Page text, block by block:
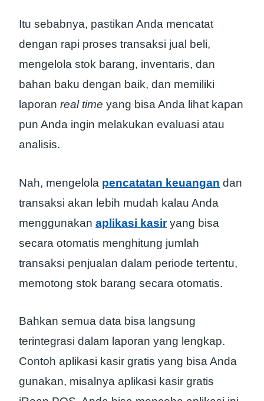
Itu sebabnya, pastikan Anda mencatat
dengan rapi proses transaksi jual beli,
mengelola stok barang, inventaris, dan
bahan baku dengan baik, dan memiliki
laporan real time yang bisa Anda lihat kapan
pun Anda ingin melakukan evaluasi atau
analisis.
Nah, mengelola pencatatan keuangan dan
transaksi akan lebih mudah kalau Anda
menggunakan aplikasi kasiryang bisa
secara otomatis menghitung jumlah
transaksi penjualan dalam periode tertentu,
memotong stok barang secara otomatis.
Bahkan semua data bisa langsung
terintegrasi dalam laporan yang lengkap.
Contoh aplikasi kasir gratis yang bisa Anda
gunakan, misalnya aplikasi kasir gratis